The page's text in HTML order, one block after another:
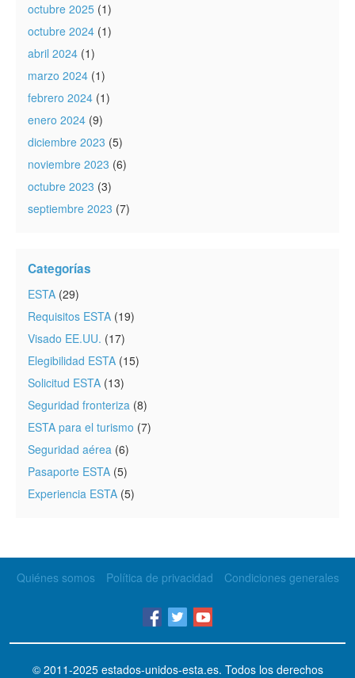
octubre 2025 (1)
octubre 2024 (1)
abril 2024 (1)
marzo 2024 (1)
febrero 2024 (1)
enero 2024 (9)
diciembre 2023 (5)
noviembre 2023 (6)
octubre 2023 (3)
septiembre 2023 (7)
Categorías
ESTA (29)
Requisitos ESTA (19)
Visado EE.UU. (17)
Elegibilidad ESTA (15)
Solicitud ESTA (13)
Seguridad fronteriza (8)
ESTA para el turismo (7)
Seguridad aérea (6)
Pasaporte ESTA (5)
Experiencia ESTA (5)
Quiénes somos Política de privacidad Condiciones generales
© 2011-2025 estados-unidos-esta.es. Todos los derechos